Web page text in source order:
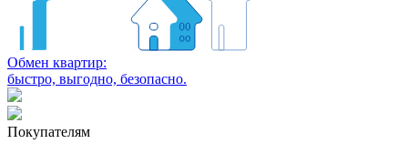
Обмен квартир:
быстро, выгодно, безопасно.
Покупателям